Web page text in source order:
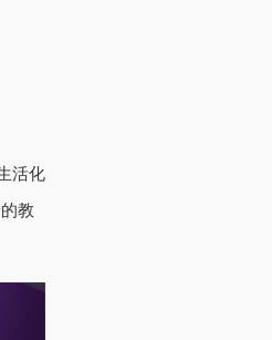
活化
教